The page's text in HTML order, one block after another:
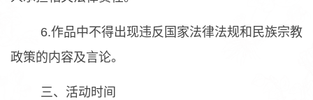
6.作品中不得出现违反国家法律法规和民族宗教
政策的内容及言论。
三、活动时间